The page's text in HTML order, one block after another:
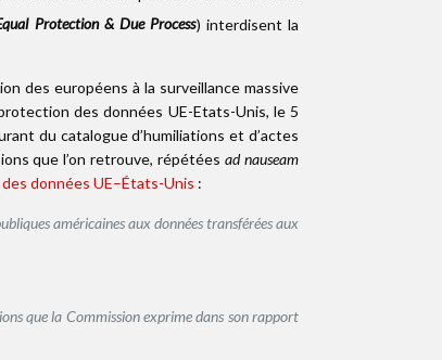
Protection & Due Process) interdisent la
des européens à la surveillance massive
des données UE-Etats-Unis, le 5
du catalogue d’humiliations et d’actes
que l’on retrouve, répétéesad nauseam
données UE–États-Unis :
américaines aux données transférées aux
que la Commission exprime dans son rapport